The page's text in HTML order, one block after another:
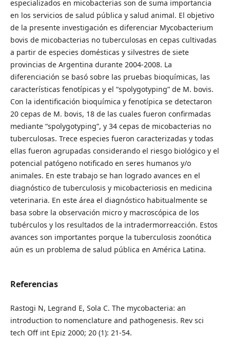
especializados en micobacterias son de suma importancia
en los servicios de salud pública y salud animal. El objetivo
de la presente investigación es diferenciar Mycobacterium
bovis de micobacterias no tuberculosas en cepas cultivadas
a partir de especies domésticas y silvestres de siete
provincias de Argentina durante 2004-2008. La
diferenciación se basó sobre las pruebas bioquímicas, las
características fenotípicas y el “spolygotyping” de M. bovis.
Con la identificación bioquímica y fenotípica se detectaron
20 cepas de M. bovis, 18 de las cuales fueron confirmadas
mediante “spolygotyping”, y 34 cepas de micobacterias no
tuberculosas. Trece especies fueron caracterizadas y todas
ellas fueron agrupadas considerando el riesgo biológico y el
potencial patógeno notificado en seres humanos y/o
animales. En este trabajo se han logrado avances en el
diagnóstico de tuberculosis y micobacteriosis en medicina
veterinaria. En este área el diagnóstico habitualmente se
basa sobre la observación micro y macroscópica de los
tubérculos y los resultados de la intradermorreacción. Estos
avances son importantes porque la tuberculosis zoonótica
aún es un problema de salud pública en América Latina.
Referencias
Rastogi N, Legrand E, Sola C. The mycobacteria: an
introduction to nomenclature and pathogenesis. Rev sci
tech Off int Epiz 2000; 20 (1): 21-54.